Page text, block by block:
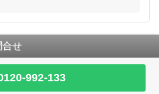
合せ
992-133